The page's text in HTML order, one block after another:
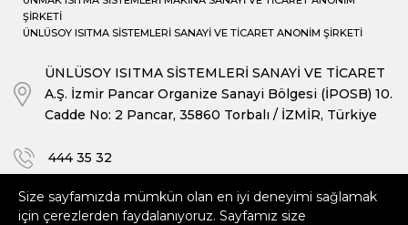
ŞİRKETİ
ÜNLÜSOY ISITMA SİSTEMLERİ SANAYİ VE TİCARET ANONİM ŞİRKETİ
ÜNLÜSOY ISITMA SİSTEMLERİ SANAYİ VE TİCARET
A.Ş. İzmir Pancar Organize Sanayi Bölgesi (İPOSB) 10.
Cadde No: 2 Pancar, 35860 Torbalı / İZMİR, Türkiye
444 35 32
+90 232 469 24 12 (fax)
Size sayfamızda mümkün olan en iyi deneyimi sağlamak
için çerezlerden faydalanıyoruz. Sayfamız size